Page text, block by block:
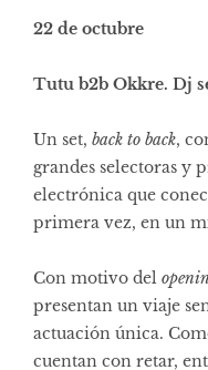
22 de octubre
Tutu b2b Okkre. Dj
Un set, back to back,
grandes selectoras y
electrónica que
primera vez, en un
Con motivo del
presentan un viaje
actuación única.
cuentan con retar,